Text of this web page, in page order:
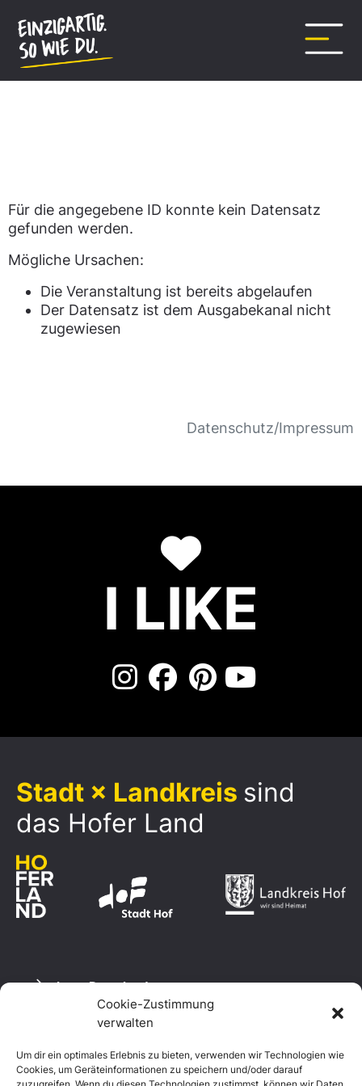
Cookie-Zustimmung
verwalten
Um dir ein optimales Erlebnis zu bieten, verwenden wir Technologien wie
Cookies, um Geräteinformationen zu speichern und/oder darauf
springen
Für die angegebene ID konnte kein Datensatz
gefunden werden.
Mögliche Ursachen:
Die Veranstaltung ist bereits abgelaufen
Der Datensatz ist dem Ausgabekanal nicht
zugewiesen
Datenschutz/Impressum
I LIKE
Stadt × Landkreis sind
das Hofer Land
Logo Download
Datenschutzerklärung
Impressum